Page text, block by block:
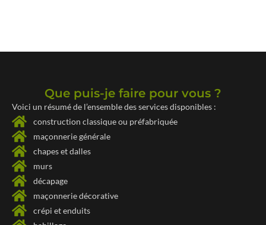
Que puis-je faire pour vous ?
Voici un résumé de l’ensemble des services disponibles :
construction classique ou préfabriquée
maçonnerie générale
chapes et dalles
murs
décapage
maçonnerie décorative
crépi et enduits